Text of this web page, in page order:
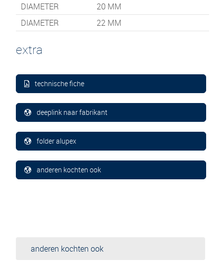
DIAMETER
20 MM
DIAMETER
22 MM
extra
technische fiche
deeplink naar fabrikant
folder alupex
anderen kochten ook
anderen kochten ook